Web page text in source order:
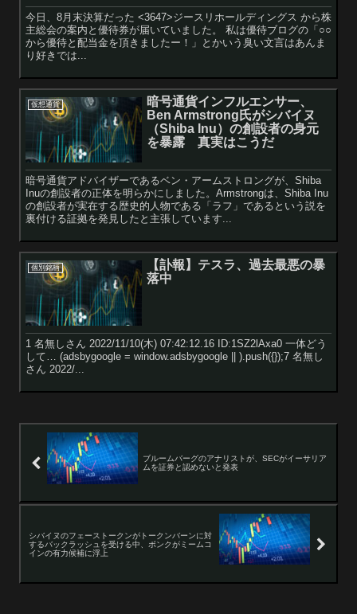
今日、8月末決算だった <3647>ジースリホールディングス から株
主総会の案内と優待券が届いていました。 私は優待ブログの「○○
から優待と配当金を頂きましたー！」とかいう臭い文言はあんま
り好きでは...
仮想通貨
暗号通貨インフルエンサー、
Ben Armstrong氏がシバイヌ
（Shiba Inu）の創設者の身元
を暴露 真実はこうだ
暗号通貨アドバイザーであるベン・アームストロングが、Shiba
Inuの創設者の正体を明らかにしました。Armstrongは、Shiba Inu
の創設者が実在する歴史的人物である「ラフ」であるという説を
裏付ける証拠を発見したと主張しています...
個別銘柄
【訃報】テスラ、過去最悪の暴
落中
1 名無しさん 2022/11/10(木) 07:42:12.16 ID:1SZ2lAxa0 一体どう
して… (adsbygoogle = window.adsbygoogle || ).push({});7 名無し
さん 2022/...
ブルームバーグのアナリストが、SECがイーサリア
ムを証券と認めないと発表
シバイヌのフェーストークンがトークンバーンに対
するバックラッシュを受ける中、ボンクがミームコ
インの有力候補に浮上